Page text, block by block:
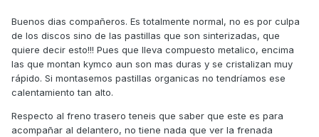
Buenos dias compañeros. Es totalmente normal, no es por culpa
de los discos sino de las pastillas que son sinterizadas, que
quiere decir esto!!! Pues que lleva compuesto metalico, encima
las que montan kymco aun son mas duras y se cristalizan muy
rápido. Si montasemos pastillas organicas no tendríamos ese
calentamiento tan alto.
Respecto al freno trasero teneis que saber que este es para
acompañar al delantero, no tiene nada que ver la frenada